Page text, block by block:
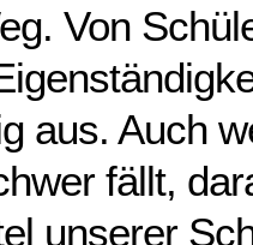
Von
aus. Auch
fällt,
unserer